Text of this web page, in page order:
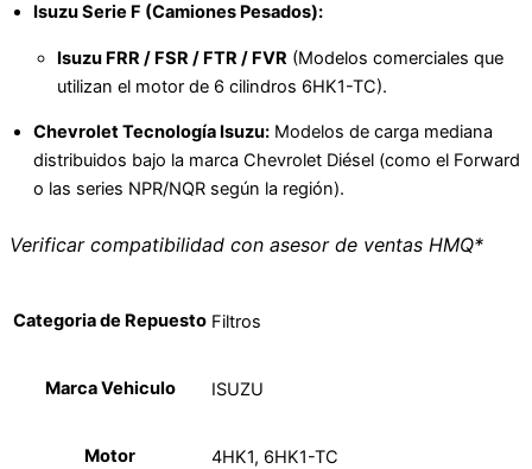
Isuzu Serie F (Camiones Pesados):
Isuzu FRR / FSR / FTR / FVR (Modelos comerciales que
utilizan el motor de 6 cilindros 6HK1-TC).
Chevrolet Tecnología Isuzu: Modelos de carga mediana
distribuidos bajo la marca Chevrolet Diésel (como el Forward
o las series NPR/NQR según la región).
Verificar compatibilidad con asesor de ventas HMQ*
Categoria de Repuesto Filtros
Marca Vehiculo ISUZU
Motor 4HK1, 6HK1-TC